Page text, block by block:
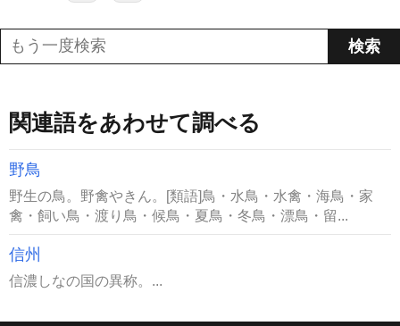
関連語をあわせて調べる
野鳥
野生の鳥。野禽やきん。[類語]鳥・水鳥・水禽・海鳥・家
禽・飼い鳥・渡り鳥・候鳥・夏鳥・冬鳥・漂鳥・留...
信州
信濃しなの国の異称。...